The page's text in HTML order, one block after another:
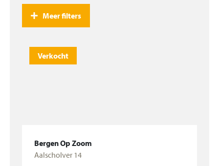
Meer filters
Verkocht
Bergen Op Zoom
Aalscholver 14